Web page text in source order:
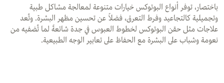
باختصار، توفر أنواع البوتوكس خيارات متنوعة لمعالجة مشاكل طبية
وتجميلية كالتجاعيد وفرط التعرق، فضلاً عن تحسين مظهر البشرة. وتُعد
علاجات مثل حقن البوتوكس لخطوط العبوس في جدة شائعةً لما تُضفيه من
نعومة وشباب على البشرة مع الحفاظ على تعابير الوجه الطبيعية.